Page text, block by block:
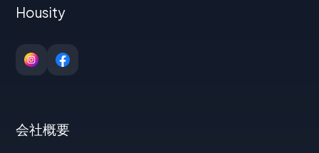
Housity
会社概要